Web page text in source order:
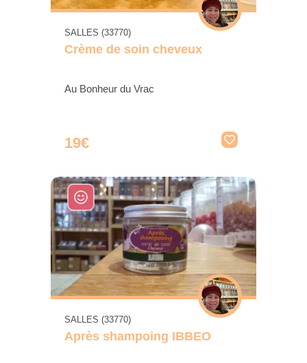
SALLES (33770)
Crème de soin cheveux
Au Bonheur du Vrac
19€
SALLES (33770)
Après shampoing IBBEO